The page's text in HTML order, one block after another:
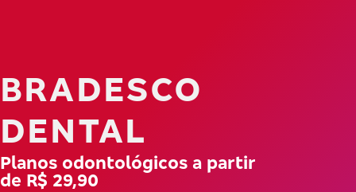
BRADESCO
DENTAL
Planos odontológicos a partir
de R$ 29,90